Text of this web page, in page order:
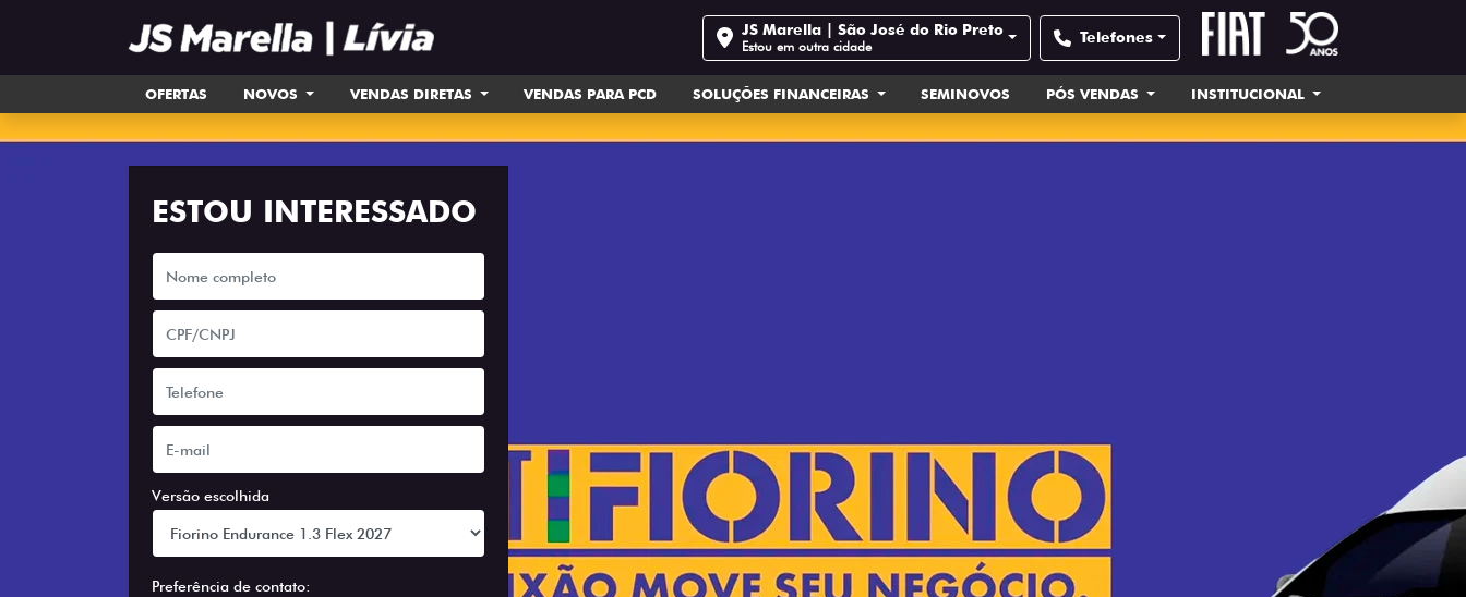
JS Marella | São José do Rio Preto
Estou em outra cidade Telefones
OFERTAS NOVOS VENDAS DIRETAS VENDAS PARA PCD SOLUÇÕES FINANCEIRAS SEMINOVOS PÓS VENDAS INSTITUCIONAL
ESTOU INTERESSADO
Versão escolhida
Preferência de contato: